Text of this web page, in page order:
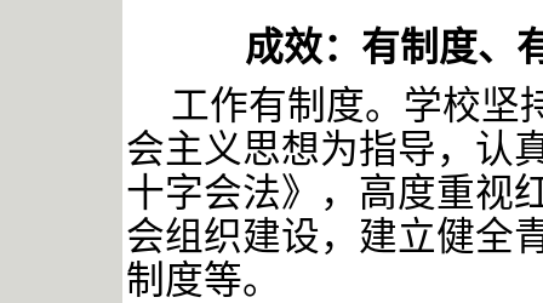
成效：有制度、
工作有制度。学校坚
会主义思想为指导，认
十字会法》，高度重视
会组织建设，建立健全
制度等。